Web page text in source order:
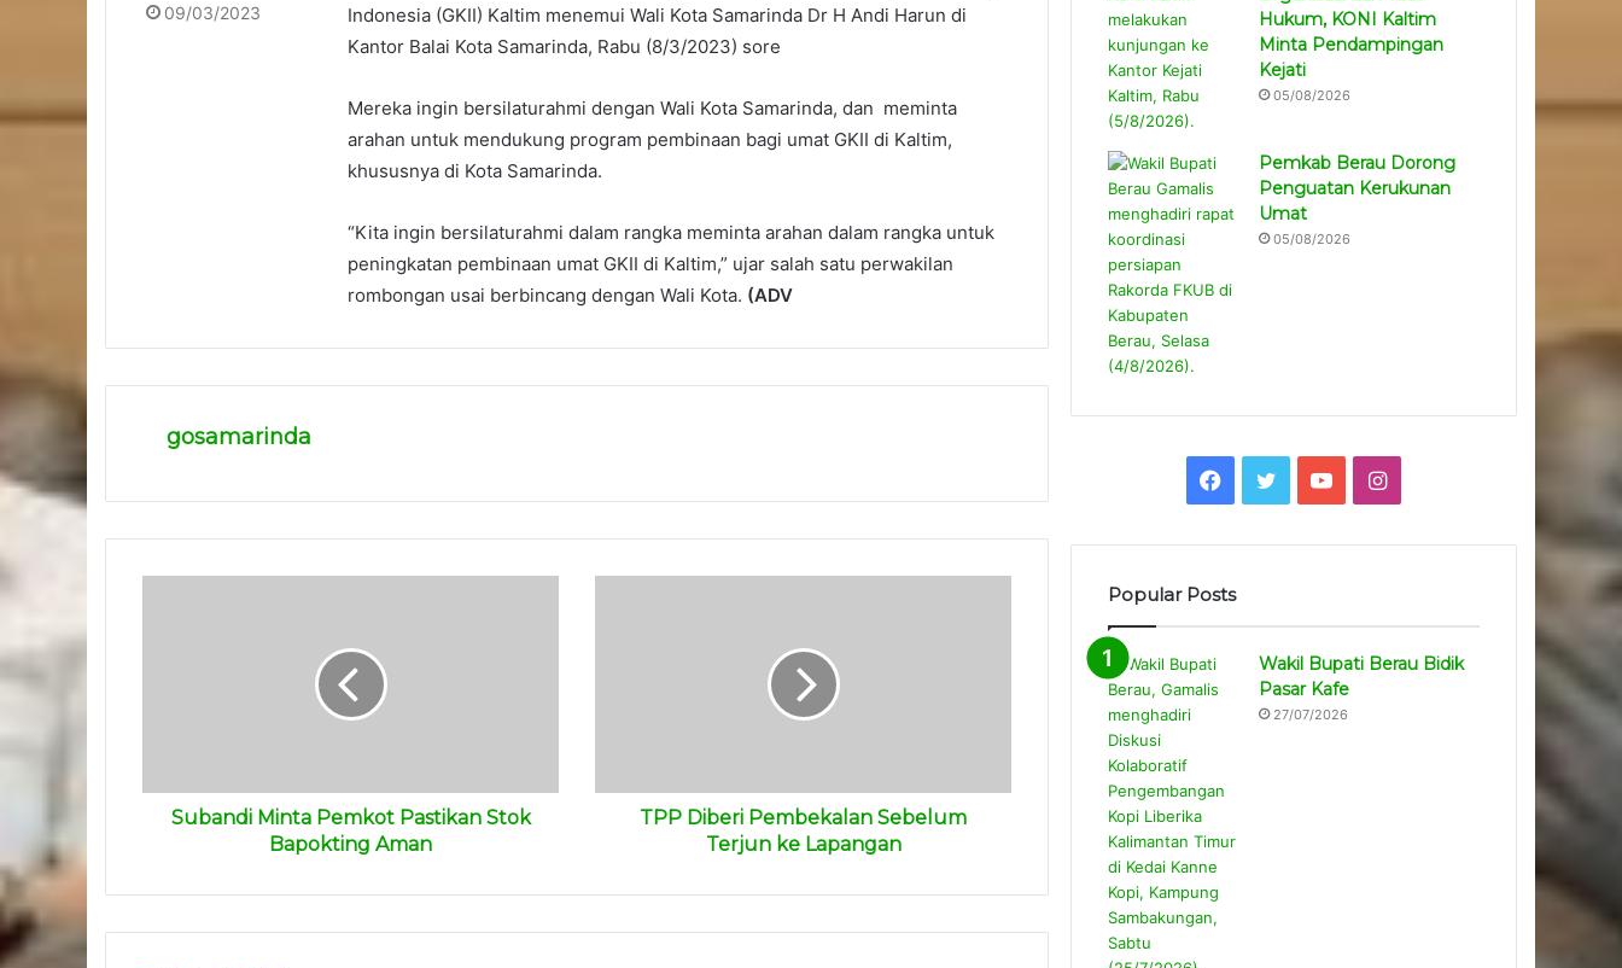
Indonesia (GKII) Kaltim menemui Wali Kota Samarinda Dr H Andi Harun di
Kantor Balai Kota Samarinda, Rabu (8/3/2023) sore
Mereka ingin bersilaturahmi dengan Wali Kota Samarinda, dan meminta
arahan untuk mendukung program pembinaan bagi umat GKII di Kaltim,
khususnya di Kota Samarinda.
“Kita ingin bersilaturahmi dalam rangka meminta arahan dalam rangka untuk
peningkatan pembinaan umat GKII di Kaltim,” ujar salah satu perwakilan
rombongan usai berbincang dengan Wali Kota. (ADV
09/03/2023
gosamarinda
Subandi Minta Pemkot Pastikan Stok
Bapokting Aman
TPP Diberi Pembekalan Sebelum
Terjun ke Lapangan
Hukum, KONI Kaltim
Minta Pendampingan
Kejati
05/08/2026
Pemkab Berau Dorong
Penguatan Kerukunan
Umat
05/08/2026
Facebook
TwitterYouTubeInstagram
Popular Posts
Wakil Bupati Berau Bidik
Pasar Kafe
27/07/2026